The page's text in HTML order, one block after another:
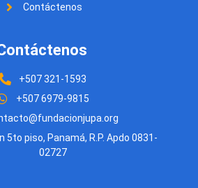
Contáctenos
+507 321-1593
+507 6979-9815
5to piso, Panamá, R.P. Apdo 0831-
02727